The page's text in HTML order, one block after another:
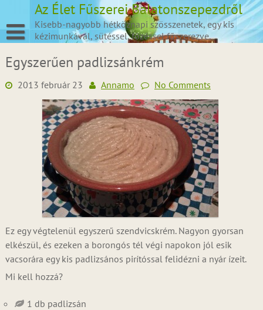
content
Az Élet Fűszerei Balatonszepezdről
Kisebb-nagyobb hétköznapi szösszenetek, egy kis
kézimunkával, sütéssel, főzéssel fűszerezve.
Egyszerűen padlizsánkrém
2013 február 23 Annamo No Comments
Ez egy végtelenül egyszerű szendvicskrém. Nagyon gyorsan
elkészül, és ezeken a borongós tél végi napokon jól esik
vacsorára egy kis padlizsános pirítóssal felidézni a nyár ízeit.
Mi kell hozzá?
1 db padlizsán